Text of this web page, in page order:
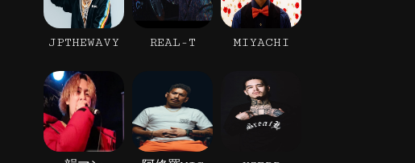
JPTHEWAVY REAL-T MIYACHI